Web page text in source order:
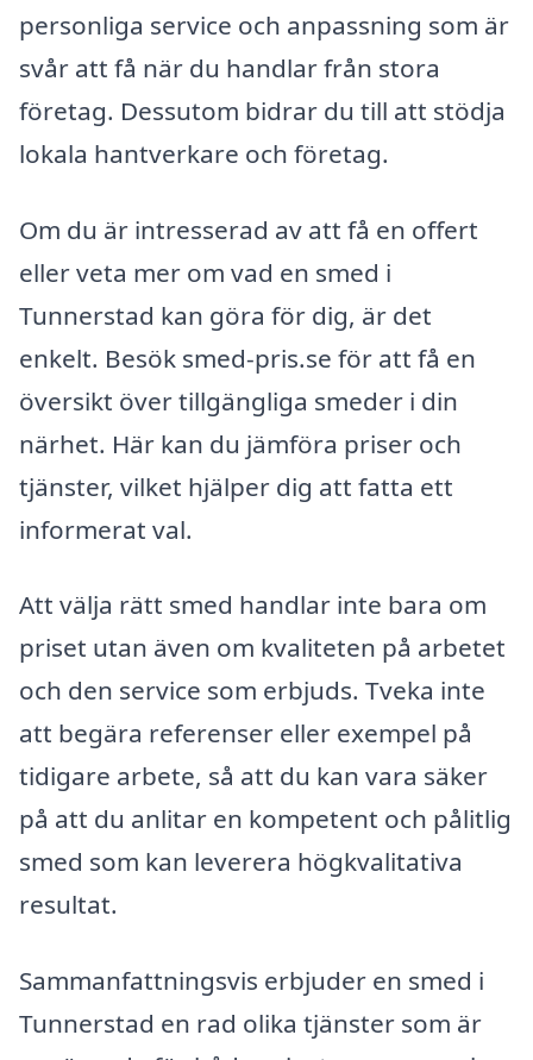
personliga service och anpassning som är
svår att få när du handlar från stora
företag. Dessutom bidrar du till att stödja
lokala hantverkare och företag.
Om du är intresserad av att få en offert
eller veta mer om vad en smed i
Tunnerstad kan göra för dig, är det
enkelt. Besök smed-pris.se för att få en
översikt över tillgängliga smeder i din
närhet. Här kan du jämföra priser och
tjänster, vilket hjälper dig att fatta ett
informerat val.
Att välja rätt smed handlar inte bara om
priset utan även om kvaliteten på arbetet
och den service som erbjuds. Tveka inte
att begära referenser eller exempel på
tidigare arbete, så att du kan vara säker
på att du anlitar en kompetent och pålitlig
smed som kan leverera högkvalitativa
resultat.
Sammanfattningsvis erbjuder en smed i
Tunnerstad en rad olika tjänster som är